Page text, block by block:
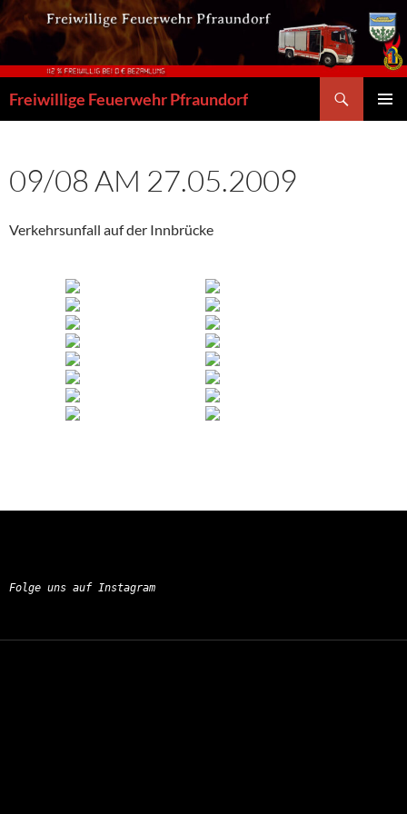
Zum
Inhalt
springen
Freiwillige Feuerwehr Pfraundorf
09/08 AM 27.05.2009
Verkehrsunfall auf der Innbrücke
Folge uns auf Instagram